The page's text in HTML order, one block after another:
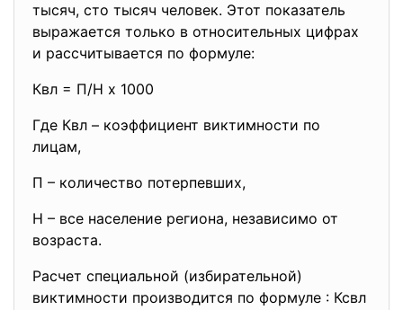
тысяч, сто тысяч человек. Этот показатель
выражается только в относительных цифрах
и рассчитывается по формуле:
Квл = П/Н х 1000
Где Квл – коэффициент виктимности по
лицам,
П – количество потерпевших,
Н – все население региона, независимо от
возраста.
Расчет специальной (избирательной)
виктимности производится по формуле : Ксвл